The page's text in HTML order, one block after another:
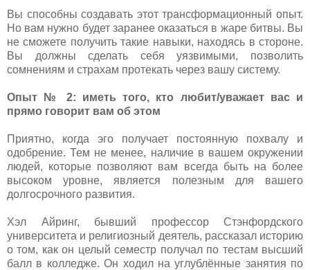
Вы способны создавать этот трансформационный опыт.
Но вам нужно будет заранее оказаться в жаре битвы. Вы
не сможете получить такие навыки, находясь в стороне.
Вы должны сделать себя уязвимыми, позволить
сомнениям и страхам протекать через вашу систему.
Опыт № 2: иметь того, кто любит/уважает вас и
прямо говорит вам об этом
Приятно, когда эго получает постоянную похвалу и
одобрение. Тем не менее, наличие в вашем окружении
людей, которые позволяют вам всегда быть на более
высоком уровне, является полезным для вашего
долгосрочного развития.
Хэл Айринг, бывший профессор Стэнфордского
университета и религиозный деятель, рассказал историю
о том, как он целый семестр получал по тестам высший
балл в колледже. Он ходил на углублённые занятия по